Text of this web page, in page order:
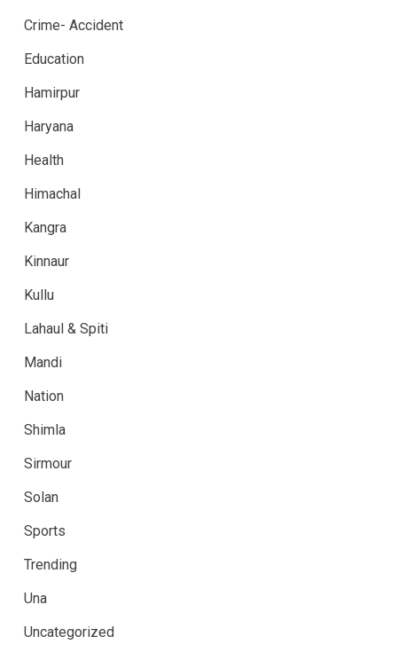
Crime- Accident
Education
Hamirpur
Haryana
Health
Himachal
Kangra
Kinnaur
Kullu
Lahaul & Spiti
Mandi
Nation
Shimla
Sirmour
Solan
Sports
Trending
Una
Uncategorized